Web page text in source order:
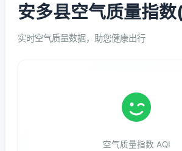
安多县空气质量指
实时空气质量数据，助您健康出行
空气质量指数 AQI